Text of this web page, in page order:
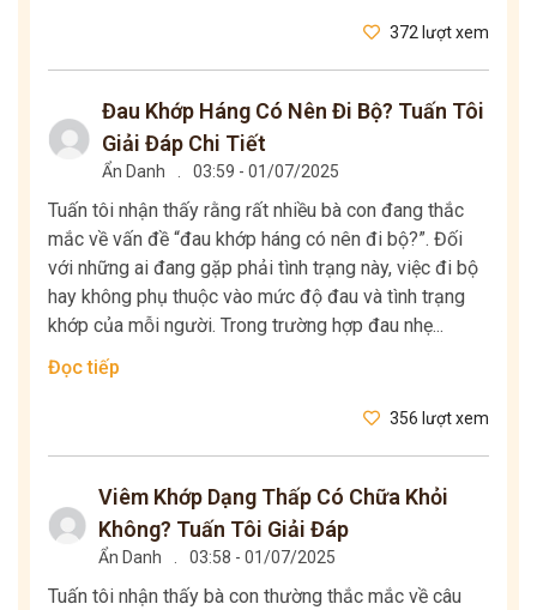
372 lượt xem
Đau Khớp Háng Có Nên Đi Bộ? Tuấn Tôi
Giải Đáp Chi Tiết
Ẩn Danh . 03:59 - 01/07/2025
Tuấn tôi nhận thấy rằng rất nhiều bà con đang thắc
mắc về vấn đề “đau khớp háng có nên đi bộ?”. Đối
với những ai đang gặp phải tình trạng này, việc đi bộ
hay không phụ thuộc vào mức độ đau và tình trạng
khớp của mỗi người. Trong trường hợp đau nhẹ...
Đọc tiếp
356 lượt xem
Viêm Khớp Dạng Thấp Có Chữa Khỏi
Không? Tuấn Tôi Giải Đáp
Ẩn Danh . 03:58 - 01/07/2025
Tuấn tôi nhận thấy bà con thường thắc mắc về câu